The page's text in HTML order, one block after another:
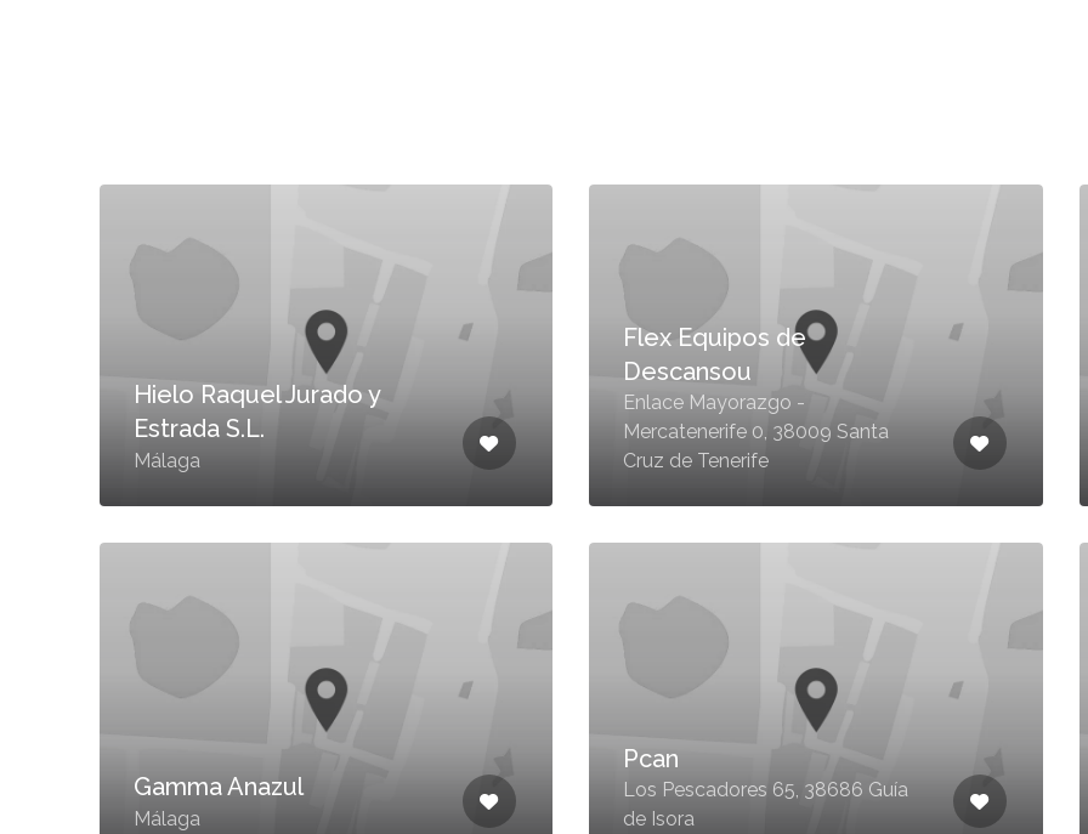
Hielo Raquel Jurado y
Estrada S.L.
Málaga
Flex Equipos de
Descansou
Enlace Mayorazgo -
Mercatenerife 0, 38009 Santa
Cruz de Tenerife
Gamma Anazul
Málaga
Pcan
Los Pescadores 65, 38686 Guía
de Isora